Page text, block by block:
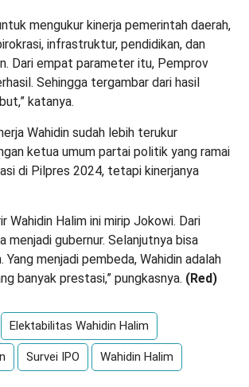
mengukur kinerja pemerintah daerah,
infrastruktur, pendidikan, dan
Dari empat parameter itu, Pemprov
Sehingga tergambar dari hasil
katanya.
Wahidin sudah lebih terukur
ketua umum partai politik yang ramai
di Pilpres 2024, tetapi kinerjanya
Wahidin Halim ini mirip Jokowi. Dari
menjadi gubernur. Selanjutnya bisa
Yang menjadi pembeda, Wahidin adalah
banyak prestasi,” pungkasnya. (Red)
Elektabilitas Wahidin Halim
Survei IPO Wahidin Halim